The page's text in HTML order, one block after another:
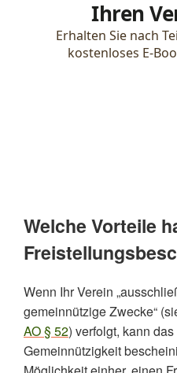
Welche Vorteile
Wenn Ihr Verein
gemeinnützige Zwecke“
AO § 52) verfolgt, kann
Gemeinnützigkeit